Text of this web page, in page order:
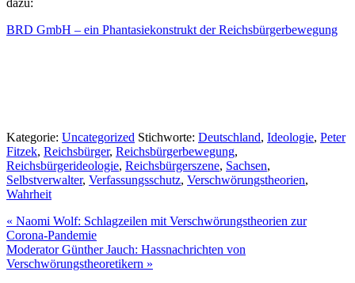
BRD GmbH – ein Phantasiekonstrukt der Reichsbürgerbewegung
Kategorie: Uncategorized Stichworte: Deutschland, Ideologie, Peter
Fitzek, Reichsbürger, Reichsbürgerbewegung,
Reichsbürgerideologie, Reichsbürgerszene, Sachsen,
Selbstverwalter, Verfassungsschutz, Verschwörungstheorien,
Wahrheit
Vorheriger
Beitrag:
« Naomi Wolf: Schlagzeilen mit Verschwörungstheorien zur
Corona-Pandemie
Nächster
Beitrag:
Moderator Günther Jauch: Hassnachrichten von
Verschwörungstheoretikern »